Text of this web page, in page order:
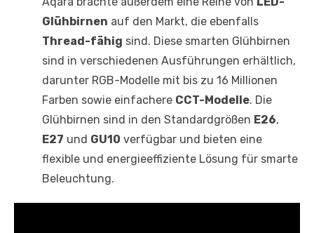
Glühbirnen auf den Markt, die ebenfalls
Thread-fähig sind. Diese smarten Glühbirnen
sind in verschiedenen Ausführungen erhältlich,
darunter RGB-Modelle mit bis zu 16 Millionen
Farben sowie einfachere CCT-Modelle. Die
Glühbirnen sind in den Standardgrößen E26,
E27 und GU10 verfügbar und bieten eine
flexible und energieeffiziente Lösung für smarte
Beleuchtung.